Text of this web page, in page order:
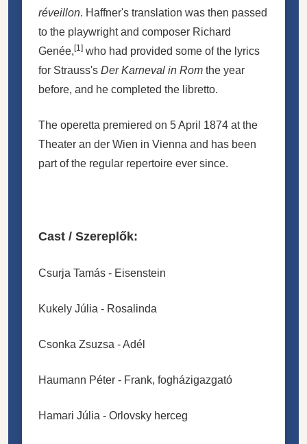
réveillon. Haffner's translation was then passed
to the playwright and composer Richard
Genée, [1] who had provided some of the lyrics
for Strauss's Der Karneval in Rom the year
before, and he completed the libretto.
The operetta premiered on 5 April 1874 at the
Theater an der Wien in Vienna and has been
part of the regular repertoire ever since.
Cast / Szereplők:
Csurja Tamás - Eisenstein
Kukely Júlia - Rosalinda
Csonka Zsuzsa - Adél
Haumann Péter - Frank, fogházigazgató
Hamari Júlia - Orlovsky herceg